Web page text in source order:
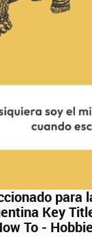
para
Key
To -